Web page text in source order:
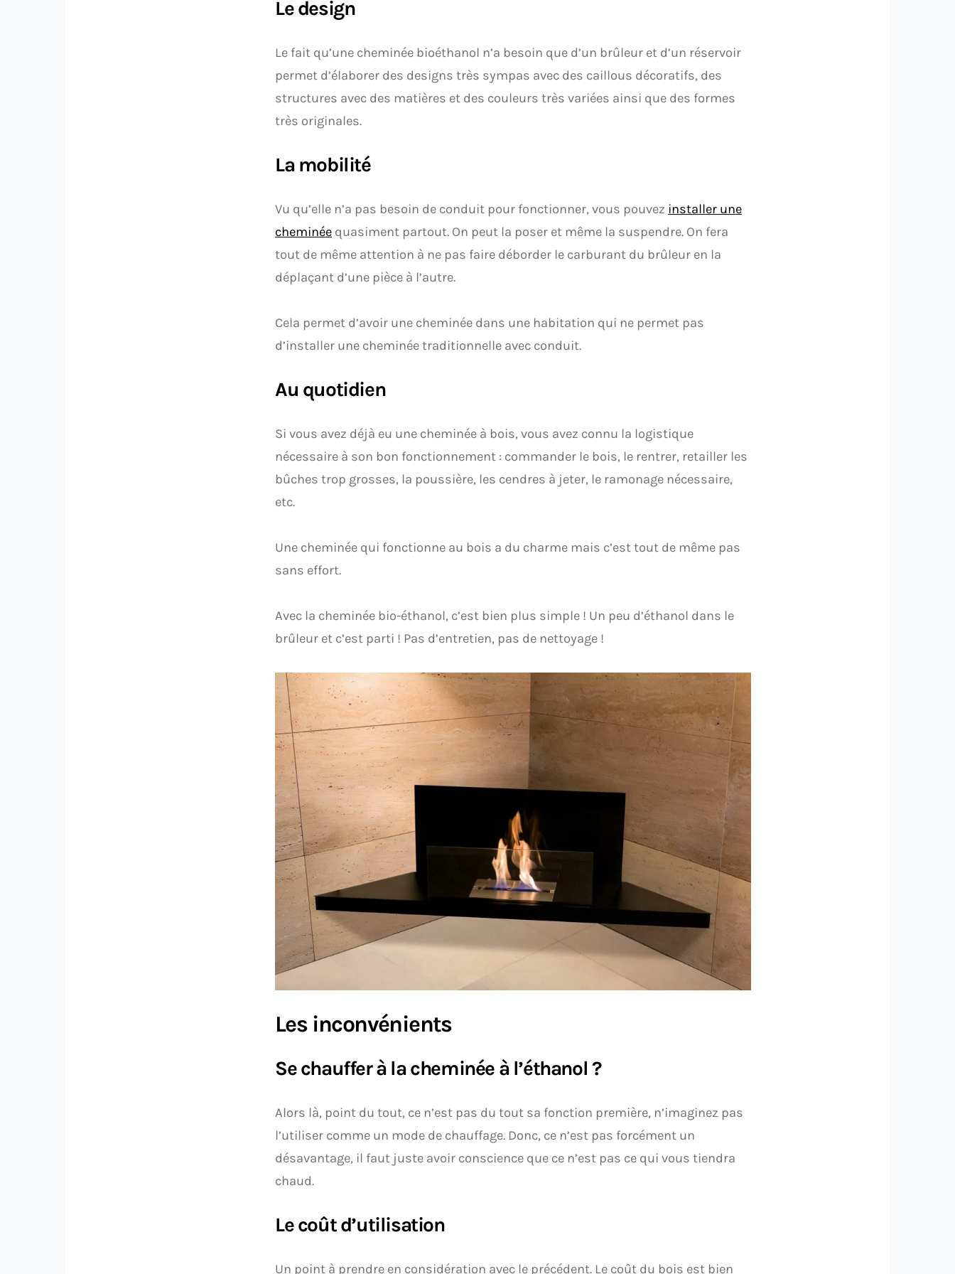
Le design
Le fait qu’une cheminée bioéthanol n’a besoin que d’un brûleur et d’un réservoir
permet d’élaborer des designs très sympas avec des caillous décoratifs, des
structures avec des matières et des couleurs très variées ainsi que des formes
très originales.
La mobilité
Vu qu’elle n’a pas besoin de conduit pour fonctionner, vous pouvez installer une
cheminée quasiment partout. On peut la poser et même la suspendre. On fera
tout de même attention à ne pas faire déborder le carburant du brûleur en la
déplaçant d’une pièce à l’autre.
Cela permet d’avoir une cheminée dans une habitation qui ne permet pas
d’installer une cheminée traditionnelle avec conduit.
Au quotidien
Si vous avez déjà eu une cheminée à bois, vous avez connu la logistique
nécessaire à son bon fonctionnement : commander le bois, le rentrer, retailler les
bûches trop grosses, la poussière, les cendres à jeter, le ramonage nécessaire,
etc.
Une cheminée qui fonctionne au bois a du charme mais c’est tout de même pas
sans effort.
Avec la cheminée bio-éthanol, c’est bien plus simple ! Un peu d’éthanol dans le
brûleur et c’est parti ! Pas d’entretien, pas de nettoyage !
Les inconvénients
Se chauffer à la cheminée à l’éthanol ?
Alors là, point du tout, ce n’est pas du tout sa fonction première, n’imaginez pas
l’utiliser comme un mode de chauffage. Donc, ce n’est pas forcément un
désavantage, il faut juste avoir conscience que ce n’est pas ce qui vous tiendra
chaud.
Le coût d’utilisation
Un point à prendre en considération avec le précédent. Le coût du bois est bien